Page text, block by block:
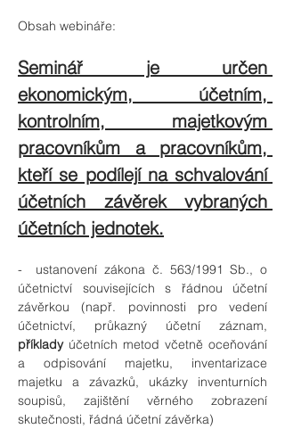
Obsah webináře:
Seminář je určen
ekonomickým, účetním,
kontrolním, majetkovým
pracovníkům a pracovníkům,
kteří se podílejí na schvalování
účetních závěrek vybraných
účetních jednotek.
-  ustanovení zákona č. 563/1991 Sb., o
účetnictví souvisejících s řádnou účetní
závěrkou (např. povinnosti pro vedení
příklady účetních metod včetně oceňování
a odpisování majetku, inventarizace
majetku a závazků, ukázky inventurních
soupisů, zajištění věrného zobrazení
skutečnosti, řádná účetní závěrka)